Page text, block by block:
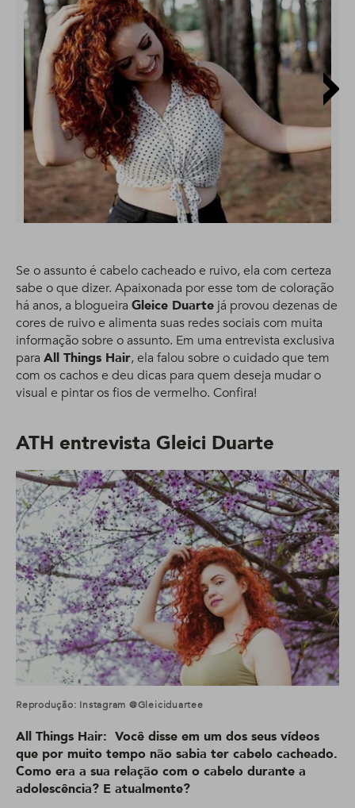
Se o assunto é cabelo cacheado e ruivo, ela com certeza
sabe o que dizer. Apaixonada por esse tom de coloração
há anos, a blogueira Gleice Duarte já provou dezenas de
cores de ruivo e alimenta suas redes sociais com muita
informação sobre o assunto. Em uma entrevista exclusiva
para All Things Hair, ela falou sobre o cuidado que tem
com os cachos e deu dicas para quem deseja mudar o
visual e pintar os fios de vermelho. Confira!
ATH entrevista Gleici Duarte
Reprodução: Instagram @gleiciduartee
All Things Hair: Você disse em um dos seus vídeos
que por muito tempo não sabia ter cabelo cacheado.
Como era a sua relação com o cabelo durante a
adolescência? E atualmente?